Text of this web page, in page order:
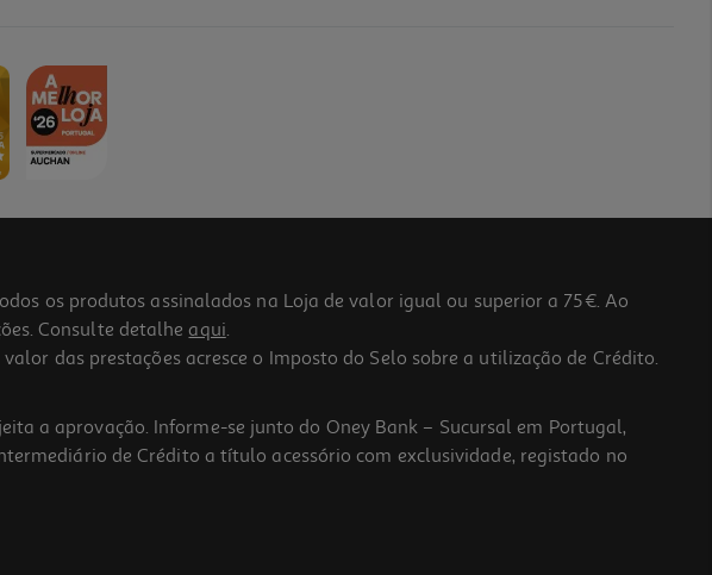
os produtos assinalados na Loja de valor igual ou superior a 75€. Ao
Consulte detalhe aqui.
das prestações acresce o Imposto do Selo sobre a utilização de Crédito.
a aprovação. Informe-se junto do Oney Bank – Sucursal em Portugal,
de Crédito a título acessório com exclusividade, registado no